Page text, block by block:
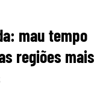
mau tempo
regiões mais